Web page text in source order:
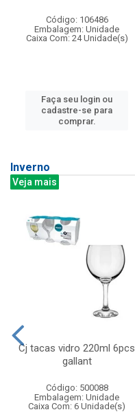
Código: 106486
Embalagem: Unidade
Caixa Com: 24 Unidade(s)
Faça seu login ou
cadastre-se para
comprar.
Inverno
Veja mais
Cj tacas vidro 220ml 6pcs
gallant
Código: 500088
Embalagem: Unidade
Caixa Com: 6 Unidade(s)